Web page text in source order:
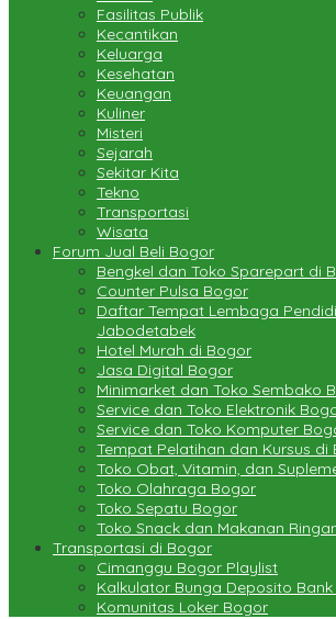
Fasilitas Publik
Kecantikan
Keluarga
Kesehatan
Keuangan
Kuliner
Misteri
Sejarah
Sekitar Kita
Tekno
Transportasi
Wisata
Forum Jual Beli Bogor
Bengkel dan Toko Sparepart di
Counter Pulsa Bogor
Daftar Tempat Lembaga
Jabodetabek
Hotel Murah di Bogor
Jasa Digital Bogor
Minimarket dan Toko Sembako
Service dan Toko Elektronik
Service dan Toko Komputer
Tempat Pelatihan dan Kursus di
Toko Obat, Vitamin, dan
Toko Olahraga Bogor
Toko Sepatu Bogor
Toko Snack dan Makanan
Transportasi di Bogor
Cimanggu Bogor Playlist
Kalkulator Bunga Deposito
Komunitas Loker Bogor